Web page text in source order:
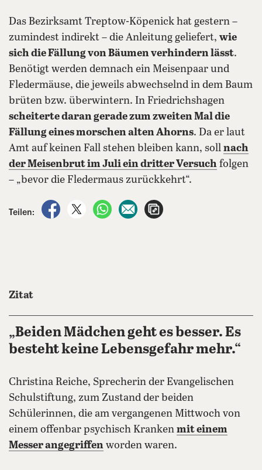
Das Bezirksamt Treptow-Köpenick hat gestern –
zumindest indirekt – die Anleitung geliefert, wie
sich die Fällung von Bäumen verhindern lässt.
Benötigt werden demnach ein Meisenpaar und
Fledermäuse, die jeweils abwechselnd in dem Baum
brüten bzw. überwintern. In Friedrichshagen
scheiterte daran gerade zum zweiten Mal die
Fällung eines morschen alten Ahorns. Da er laut
Amt auf keinen Fall stehen bleiben kann, soll nach
der Meisenbrut im Juli ein dritter Versuch folgen
– „bevor die Fledermaus zurückkehrt“.
Teilen:
auf Facebook teilen
auf X teilenper WhatsApp teilen
per E-Mail teilen
Zitat
„Beiden Mädchen geht es besser. Es
besteht keine Lebensgefahr mehr.“
Christina Reiche, Sprecherin der Evangelischen
Schulstiftung, zum Zustand der beiden
Schülerinnen, die am vergangenen Mittwoch von
einem offenbar psychisch Kranken mit einem
Messer angegriffen worden waren.